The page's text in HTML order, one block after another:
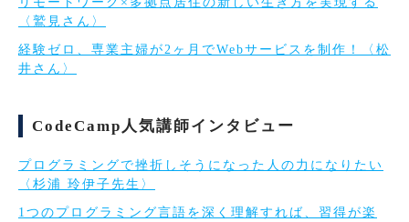
〈鷲見さん〉
経験ゼロ、専業主婦が2ヶ月でWebサービスを制作！〈松
井さん〉
CodeCamp人気講師インタビュー
プログラミングで挫折しそうになった人の力になりたい
〈杉浦 玲伊子先生〉
1つのプログラミング言語を深く理解すれば、習得が楽